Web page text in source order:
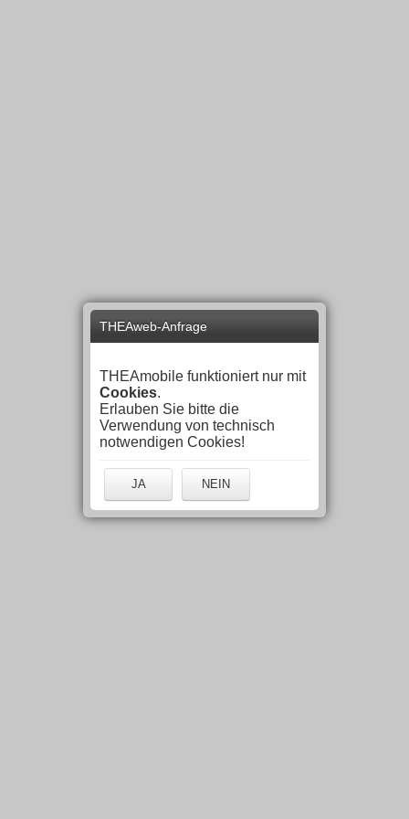
THEAweb-Anfrage
THEAmobile funktioniert nur mit
Cookies.
Erlauben Sie bitte die
Verwendung von technisch
notwendigen Cookies!
JA NEIN